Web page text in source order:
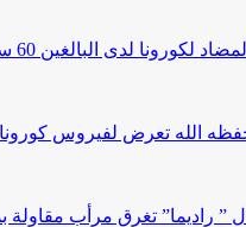
لدى البالغين 60 سنة فما فوق أو من…
تعرض لفيروس كورونا
ل ” راديما” تغرق مرأب